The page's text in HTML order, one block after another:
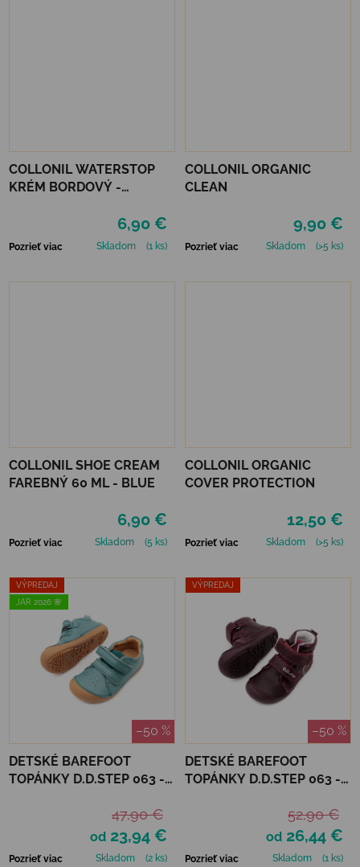
COLLONIL WATERSTOP
KRÉM BORDOVÝ -
6,90 €
Pozrieť viac Skladom (1 ks)
COLLONIL ORGANIC
CLEAN
9,90 €
Pozrieť viac Skladom (>5 ks)
COLLONIL SHOE CREAM
FAREBNÝ 60 ML - BLUE
6,90 €
Pozrieť viac Skladom (5 ks)
COLLONIL ORGANIC
COVER PROTECTION
12,50 €
Pozrieť viac Skladom (>5 ks)
VÝPREDAJ
JAR 2026 🌸
–50 %
DETSKÉ BAREFOOT
TOPÁNKY D.D.STEP 063 -
od 23,94 €
47,90 €
Pozrieť viac Skladom
(2 ks)
VÝPREDAJ
–50 %
DETSKÉ BAREFOOT
TOPÁNKY D.D.STEP 063 -
od 26,44 €
52,90 €
Pozrieť viac Skladom
(1 ks)